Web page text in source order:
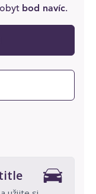
bod navíc.